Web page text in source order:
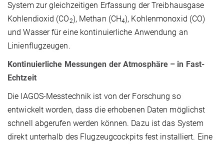
System zur gleichzeitigen Erfassung der Treibhausgase
Kohlendioxid (CO2), Methan (CH4), Kohlenmonoxid (CO)
und Wasser für eine kontinuierliche Anwendung an
Linienflugzeugen.
Kontinuierliche Messungen der Atmosphäre – in Fast-
Echtzeit
Die IAGOS-Messtechnik ist von der Forschung so
entwickelt worden, dass die erhobenen Daten möglichst
schnell abgerufen werden können. Dazu ist das System
direkt unterhalb des Flugzeugcockpits fest installiert. Eine